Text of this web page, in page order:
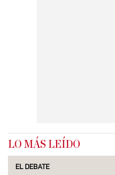
LO MÁS LEÍDO
EL DEBATE